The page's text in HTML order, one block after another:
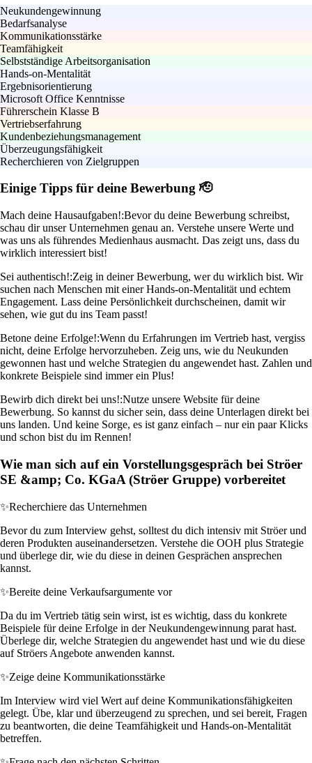
Neukundengewinnung
Bedarfsanalyse
Kommunikationsstärke
Teamfähigkeit
Selbstständige Arbeitsorganisation
Hands-on-Mentalität
Ergebnisorientierung
Microsoft Office Kenntnisse
Führerschein Klasse B
Vertriebserfahrung
Kundenbeziehungsmanagement
Überzeugungsfähigkeit
Recherchieren von Zielgruppen
Einige Tipps für deine Bewerbung 🫡
Mach deine Hausaufgaben!:Bevor du deine Bewerbung schreibst,
schau dir unser Unternehmen genau an. Verstehe unsere Werte und
was uns als führendes Medienhaus ausmacht. Das zeigt uns, dass du
wirklich interessiert bist!
Sei authentisch!:Zeig in deiner Bewerbung, wer du wirklich bist. Wir
suchen nach Menschen mit einer Hands-on-Mentalität und echtem
Engagement. Lass deine Persönlichkeit durchscheinen, damit wir
sehen, wie gut du ins Team passt!
Betone deine Erfolge!:Wenn du Erfahrungen im Vertrieb hast, vergiss
nicht, deine Erfolge hervorzuheben. Zeig uns, wie du Neukunden
gewonnen hast und welche Strategien du angewendet hast. Zahlen und
konkrete Beispiele sind immer ein Plus!
Bewirb dich direkt bei uns!:Nutze unsere Website für deine
Bewerbung. So kannst du sicher sein, dass deine Unterlagen direkt bei
uns landen. Und keine Sorge, es ist ganz einfach – nur ein paar Klicks
und schon bist du im Rennen!
Wie man sich auf ein Vorstellungsgespräch bei Ströer
SE &amp; Co. KGaA (Ströer Gruppe) vorbereitet
✨Recherchiere das Unternehmen
Bevor du zum Interview gehst, solltest du dich intensiv mit Ströer und
deren Produkten auseinandersetzen. Verstehe die OOH plus Strategie
und überlege dir, wie du diese in deinen Gesprächen ansprechen
kannst.
✨Bereite deine Verkaufsargumente vor
Da du im Vertrieb tätig sein wirst, ist es wichtig, dass du konkrete
Beispiele für deine Erfolge in der Neukundengewinnung parat hast.
Überlege dir, welche Strategien du angewendet hast und wie du diese
auf Ströers Angebote anwenden kannst.
✨Zeige deine Kommunikationsstärke
Im Interview wird viel Wert auf deine Kommunikationsfähigkeiten
gelegt. Übe, klar und überzeugend zu sprechen, und sei bereit, Fragen
zu beantworten, die deine Teamfähigkeit und Hands-on-Mentalität
betreffen.